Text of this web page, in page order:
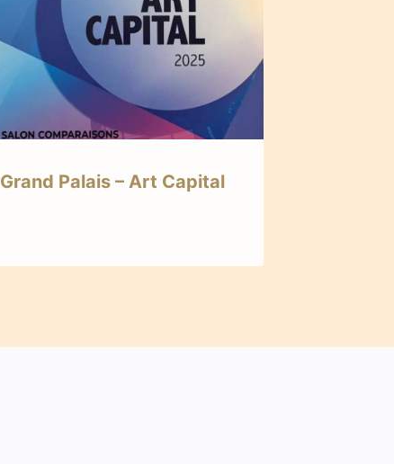
Grand Palais – Art Capital